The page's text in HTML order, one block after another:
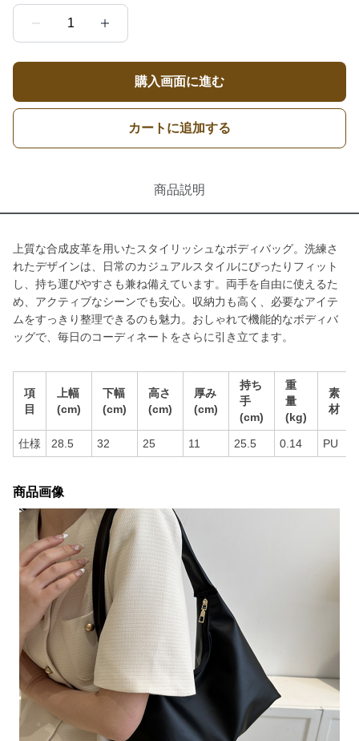
1
購入画面に進む
カートに追加する
商品説明
上質な合成皮革を用いたスタイリッシュなボディバッグ。洗練さ
れたデザインは、日常のカジュアルスタイルにぴったりフィット
し、持ち運びやすさも兼ね備えています。両手を自由に使えるた
め、アクティブなシーンでも安心。収納力も高く、必要なアイテ
ムをすっきり整理できるのも魅力。おしゃれで機能的なボディバ
ッグで、毎日のコーディネートをさらに引き立てます。
項
目
上幅
(cm)
下幅
(cm)
高さ
(cm)
厚み
(cm)
持ち
手
(cm)
重
量
(kg)
素
材
仕様 28.5 32 25 11 25.5 0.14 PU
商品画像